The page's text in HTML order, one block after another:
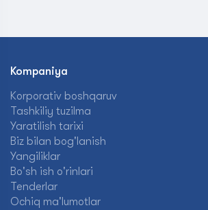
Kompaniya
Korporativ boshqaruv
Tashkiliy tuzilma
Yaratilish tarixi
Biz bilan bog'lanish
Yangiliklar
Bo'sh ish o'rinlari
Tenderlar
Ochiq ma'lumotlar